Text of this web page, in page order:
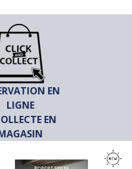
EN
LIGNE
EN